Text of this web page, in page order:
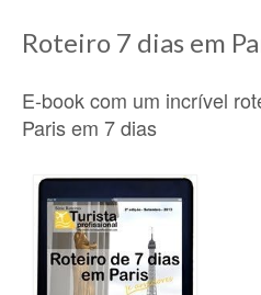
Roteiro 7 dias em
E-book com um incrível
Paris em 7 dias